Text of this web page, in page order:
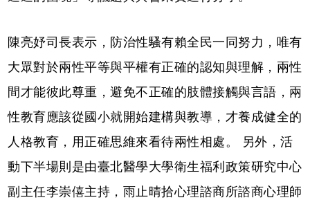
陳亮妤司長表示，防治性騷有賴全民一同努力，唯有
大眾對於兩性平等與平權有正確的認知與理解，兩性
間才能彼此尊重，避免不正確的肢體接觸與言語，兩
性教育應該從國小就開始建構與教導，才養成健全的
人格教育，用正確思維來看待兩性相處。 另外，活
動下半場則是由臺北醫學大學衛生福利政策研究中心
副主任李崇僖主持，雨止晴拾心理諮商所諮商心理師